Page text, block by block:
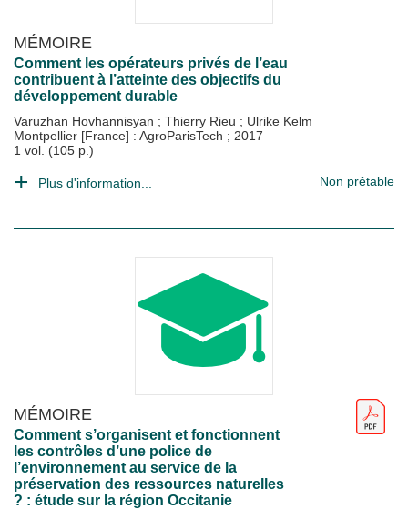
MÉMOIRE
Comment les opérateurs privés de l’eau
contribuent à l’atteinte des objectifs du
développement durable
Varuzhan Hovhannisyan ; Thierry Rieu ; Ulrike Kelm
Montpellier [France] : AgroParisTech ; 2017
1 vol. (105 p.)
Plus d'information... Non prêtable
MÉMOIRE
Comment s’organisent et fonctionnent
les contrôles d’une police de
l’environnement au service de la
préservation des ressources naturelles
? : étude sur la région Occitanie